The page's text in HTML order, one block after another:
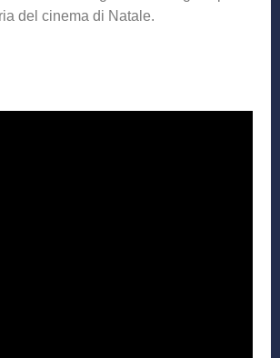
del cinema di Natale.